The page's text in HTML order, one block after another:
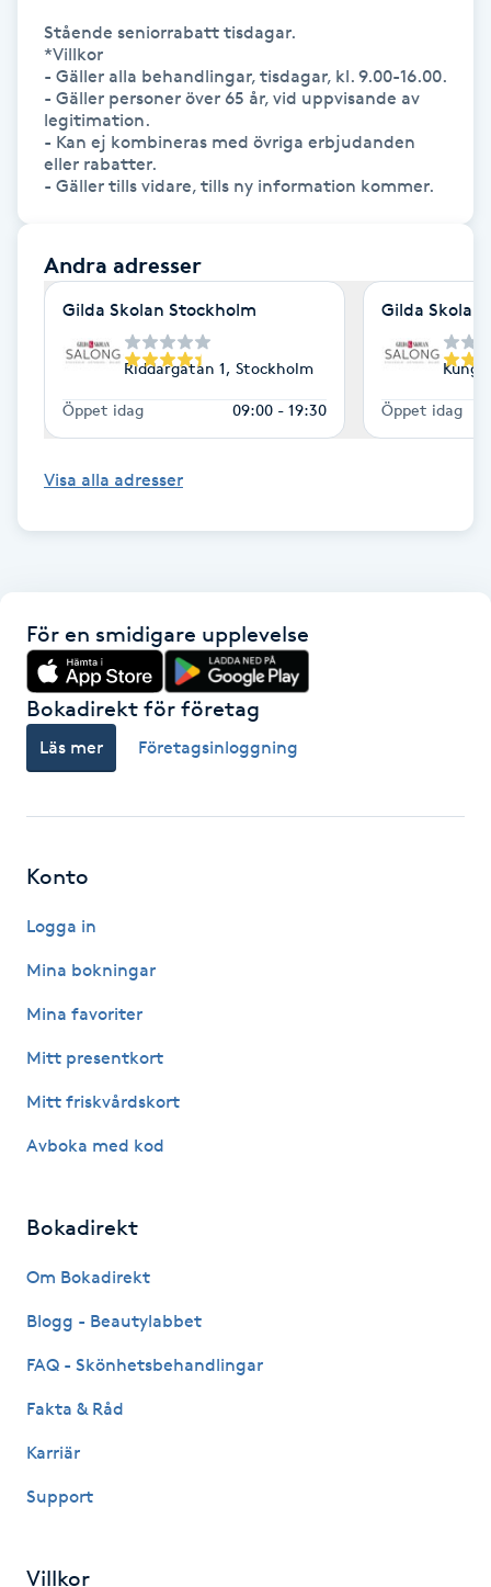
Sklerosering
Skoinlägg
Skägg
Skäggklippning
Spa manikyr & pedikyr
Spa-manikyr
Spa-pedikyr
Spraytan
Stylist
Sugaring
Svensk massage
Svettbehandling
Tuina-massage
Tandblekning
Tandläkare
Tatuering
Tatueringsborttagning
Thaimassage
Stående seniorrabatt tisdagar.
*Villkor
- Gäller alla behandlingar, tisdagar, kl. 9.00-16.00.
- Gäller personer över 65 år, vid uppvisande av
legitimation.
- Kan ej kombineras med övriga erbjudanden
eller rabatter.
- Gäller tills vidare, tills ny information kommer.
Andra adresser
Gilda Skolan Stockholm
Riddargatan 1, Stockholm
Öppet idag 09:00 - 19:30
Gilda Skolan
Öppet idag
Visa alla adresser
För en smidigare upplevelse
Bokadirekt för företag
Läs mer Företagsinloggning
Konto
Logga in
Mina bokningar
Mina favoriter
Mitt presentkort
Mitt friskvårdskort
Avboka med kod
Bokadirekt
Om Bokadirekt
Blogg - Beautylabbet
FAQ - Skönhetsbehandlingar
Fakta & Råd
Karriär
Support
Villkor